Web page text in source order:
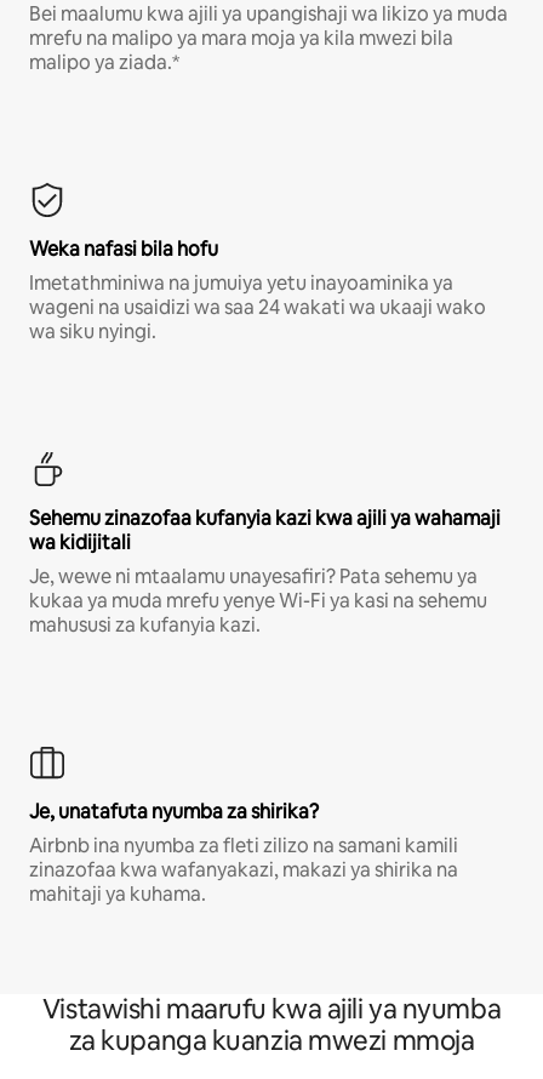
Bei maalumu kwa ajili ya upangishaji wa likizo ya muda
mrefu na malipo ya mara moja ya kila mwezi bila
malipo ya ziada.*
Weka nafasi bila hofu
Imetathminiwa na jumuiya yetu inayoaminika ya
wageni na usaidizi wa saa 24 wakati wa ukaaji wako
wa siku nyingi.
Sehemu zinazofaa kufanyia kazi kwa ajili ya wahamaji
wa kidijitali
Je, wewe ni mtaalamu unayesafiri? Pata sehemu ya
kukaa ya muda mrefu yenye Wi-Fi ya kasi na sehemu
mahususi za kufanyia kazi.
Je, unatafuta nyumba za shirika?
Airbnb ina nyumba za fleti zilizo na samani kamili
zinazofaa kwa wafanyakazi, makazi ya shirika na
mahitaji ya kuhama.
Vistawishi maarufu kwa ajili ya nyumba
za kupanga kuanzia mwezi mmoja